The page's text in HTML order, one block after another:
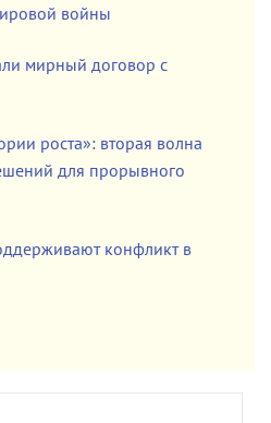
войны
мирный договор с
роста»: вторая волна
для прорывного
конфликт в